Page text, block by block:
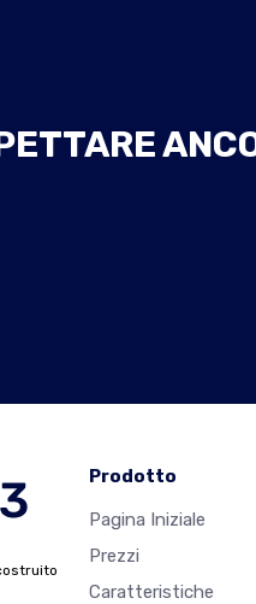
Prodotto
Pagina Iniziale
Prezzi
Caratteristiche